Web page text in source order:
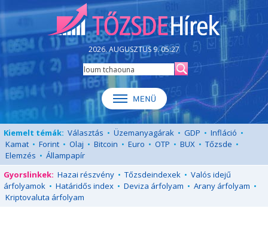
2026. AUGUSZTUS 9. 05:27
Kiemelt témák: Választás • Üzemanyagárak • GDP • Infláció •
Kamat • Forint • Olaj • Bitcoin • Euro • OTP • BUX • Tőzsde •
Elemzés • Állampapír
Gyorslinkek: Hazai részvény • Tőzsdeindexek • Valós idejű
árfolyamok • Határidős index • Deviza árfolyam • Arany árfolyam •
Kriptovaluta árfolyam